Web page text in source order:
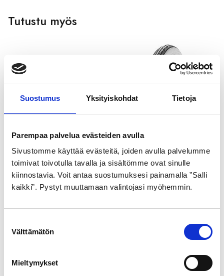
Suostumus Yksityiskohdat Tietoja
Parempaa palvelua evästeiden avulla
Sivustomme käyttää evästeitä, joiden avulla palvelumme
toimivat toivotulla tavalla ja sisältömme ovat sinulle
kiinnostavia. Voit antaa suostumuksesi painamalla ”Salli
kaikki”. Pystyt muuttamaan valintojasi myöhemmin.
Välttämätön
Mieltymykset
Tutustu myös
SCHWALBE
ULKORENGAS 42-622
MUSTA LAND CRUISER
pistosuojattu
GOLDEN BOY
ULKORENGAS 37-622
MUSTA VALKOINEN SR
099